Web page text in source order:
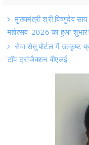
मुख्यमंत्री श्री विष्णुदेव
महोत्सव-2026 का हुआ
सेवा सेतु पोर्टल में उत्कृष्ट
टॉप ट्रांजैक्शन वीएलई